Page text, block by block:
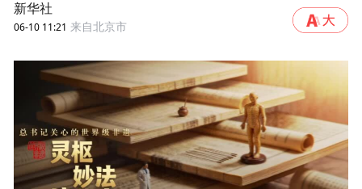
新华社
06-10 11:21 来自北京市